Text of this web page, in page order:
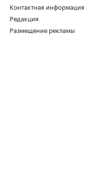
Контактная информация
Редакция
Размещение рекламы